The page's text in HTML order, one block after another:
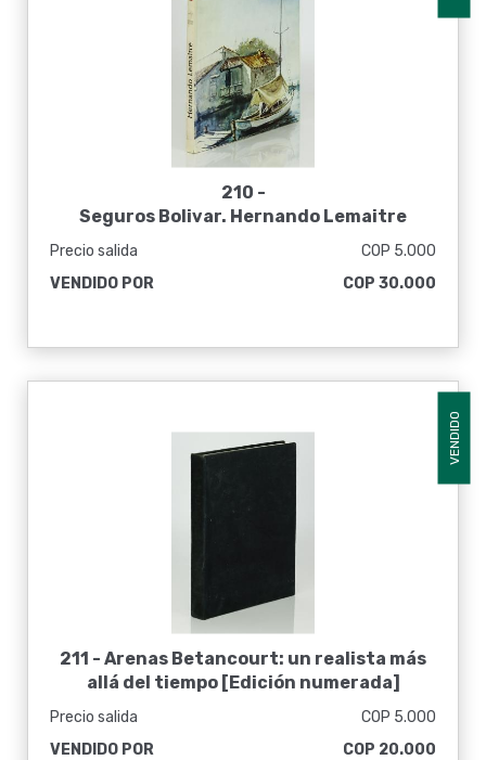
210 -
Seguros Bolivar. Hernando Lemaitre
Precio salida
COP 5.000
VENDIDO POR
COP 30.000
VENDIDO
211 - Arenas Betancourt: un realista más
allá del tiempo [Edición numerada]
Precio salida
COP 5.000
VENDIDO POR
COP 20.000